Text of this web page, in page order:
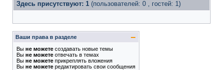
Здесь присутствуют: 1 (пользователей: 0 , гостей: 1)
Ваши права в разделе
Вы не можете создавать новые темы
Вы не можете отвечать в темах
Вы не можете прикреплять вложения
Вы не можете редактировать свои сообщения